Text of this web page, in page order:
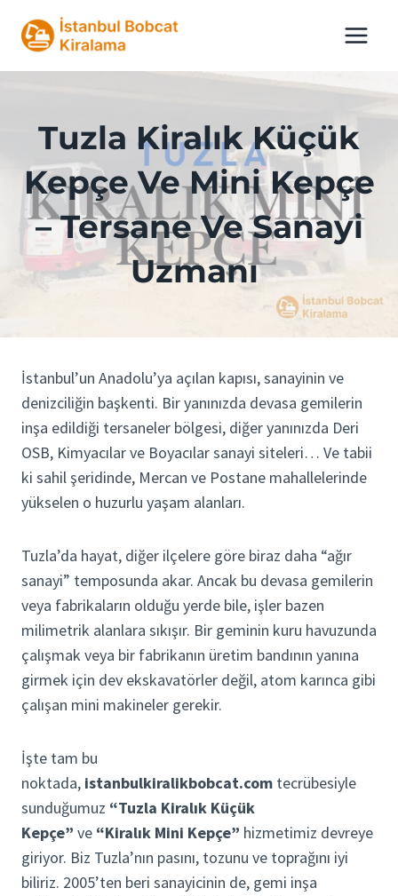
Tuzla Kiralık Küçük
Kepçe Ve Mini Kepçe
– Tersane Ve Sanayi
Uzmanı
İstanbul’un Anadolu’ya açılan kapısı, sanayinin ve
denizciliğin başkenti. Bir yanınızda devasa gemilerin
inşa edildiği tersaneler bölgesi, diğer yanınızda Deri
OSB, Kimyacılar ve Boyacılar sanayi siteleri… Ve tabii
ki sahil şeridinde, Mercan ve Postane mahallelerinde
yükselen o huzurlu yaşam alanları.
Tuzla’da hayat, diğer ilçelere göre biraz daha “ağır
sanayi” temposunda akar. Ancak bu devasa gemilerin
veya fabrikaların olduğu yerde bile, işler bazen
milimetrik alanlara sıkışır. Bir geminin kuru havuzunda
çalışmak veya bir fabrikanın üretim bandının yanına
girmek için dev ekskavatörler değil, atom karınca gibi
çalışan mini makineler gerekir.
İşte tam bu
noktada, istanbulkiralikbobcat.com tecrübesiyle
sunduğumuz “Tuzla Kiralık Küçük
Kepçe” ve “Kiralık Mini Kepçe” hizmetimiz devreye
giriyor. Biz Tuzla’nın pasını, tozunu ve toprağını iyi
biliriz. 2005’ten beri sanayicinin de, gemi inşa